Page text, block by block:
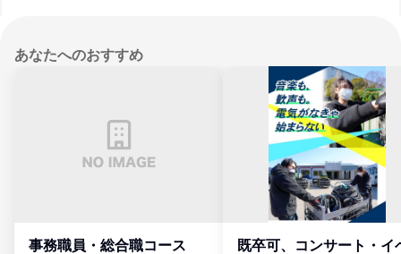
あなたへのおすすめ
事務職員・総合職コース
既卒可、コンサート・イ